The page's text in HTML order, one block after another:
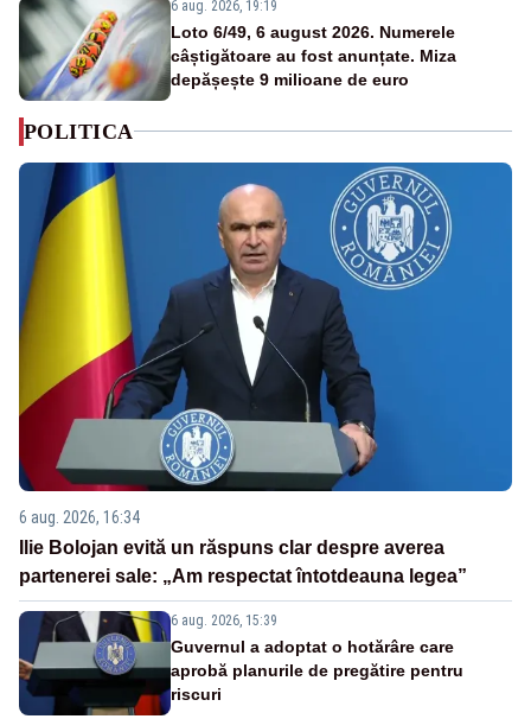
6 aug. 2026, 19:19
Loto 6/49, 6 august 2026. Numerele
câștigătoare au fost anunțate. Miza
depășește 9 milioane de euro
POLITICA
6 aug. 2026, 16:34
Ilie Bolojan evită un răspuns clar despre averea
partenerei sale: „Am respectat întotdeauna legea”
6 aug. 2026, 15:39
Guvernul a adoptat o hotărâre care
aprobă planurile de pregătire pentru
riscuri